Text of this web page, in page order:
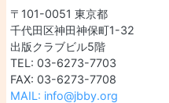
〒101-0051 東京都
千代田区神田神保町1-32
出版クラブビル5階
TEL: 03-6273-7703
FAX: 03-6273-7708
MAIL: info@jbby.org